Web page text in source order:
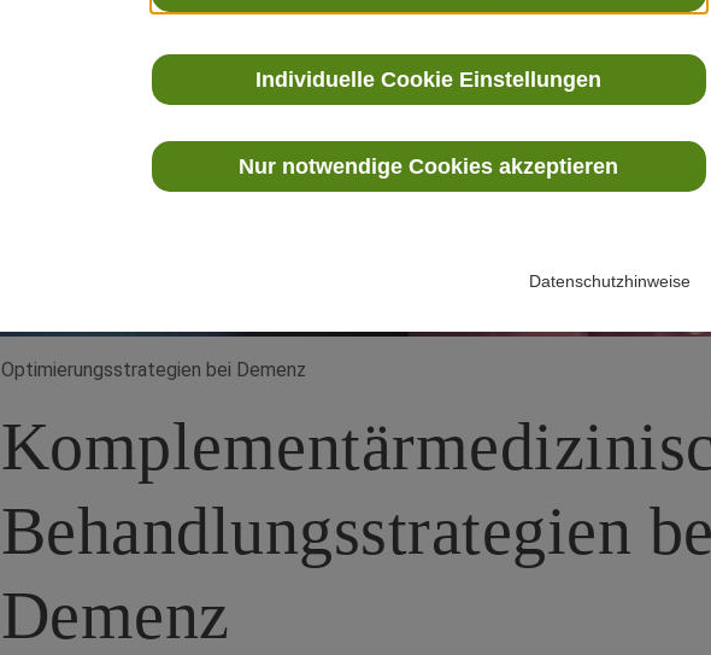
Individuelle Cookie Einstellungen
Nur notwendige Cookies akzeptieren
Datenschutzhinweise
Optimierungsstrategien bei Demenz
Behandlungsstrategien
Demenz